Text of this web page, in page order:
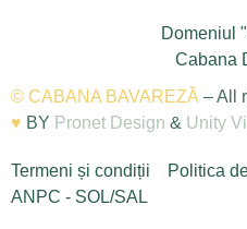
Domeniul
Cabana
© CABANA BAVAREZĂ – All
♥ BY Pronet Design & Unity
Termeni și condiții
Politica
ANPC - SOL/SAL